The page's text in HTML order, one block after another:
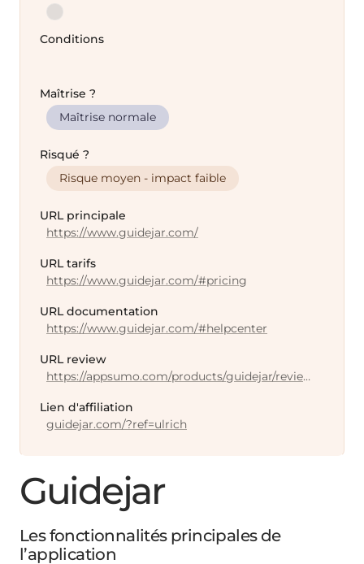
Conditions
Maîtrise ?
Maîtrise normale
Risqué ?
Risque moyen - impact faible
URL principale
https://www.guidejar.com/
URL tarifs
https://www.guidejar.com/#pricing
URL documentation
https://www.guidejar.com/#helpcenter
URL review
https://appsumo.com/products/guidejar/reviews/?ref=pdp&page=1
Lien d'affiliation
guidejar.com/?ref=ulrich
Guidejar
Les fonctionnalités principales de
l’application